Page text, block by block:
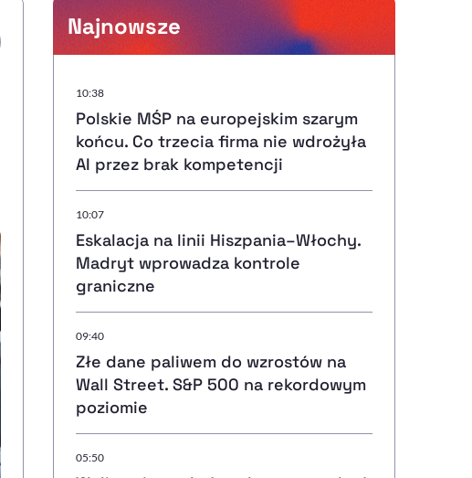
Resetuj opcje
Ułatwienia dostępności wspierają:
Sprawdź, jak i dlaczego zwiększamy dostępność
Deklaracja dostępności
Najnowsze
10:38
Polskie MŚP na europejskim szarym
końcu. Co trzecia firma nie wdrożyła
AI przez brak kompetencji
10:07
Eskalacja na linii Hiszpania–Włochy.
Madryt wprowadza kontrole
graniczne
09:40
Złe dane paliwem do wzrostów na
Wall Street. S&P 500 na rekordowym
poziomie
05:50